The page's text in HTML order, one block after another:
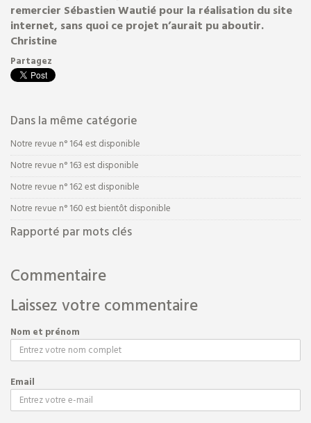
remercier Sébastien Wautié pour la réalisation du site
internet, sans quoi ce projet n’aurait pu aboutir.
Christine
Partagez
Dans la même catégorie
Notre revue n° 164 est disponible
Notre revue n° 163 est disponible
Notre revue n° 162 est disponible
Notre revue n° 160 est bientôt disponible
Rapporté par mots clés
Commentaire
Laissez votre commentaire
Nom et prénom
Email
Musée de la Bonneterie
et du Négoce de la Toile à
Ouvert : de Pâques à la
Toussaint Ou sur rendez-
Musée de la Pierre et du
Marbre à Basècles
le musée de la pierre est
fermé pour cause de
BIBLIOTHÈQUE